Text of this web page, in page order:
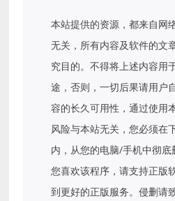
本站提供的资源，都来自网
无关，所有内容及软件的文
究目的。不得将上述内容用
途，否则，一切后果请用户
容的长久可用性，通过使用
风险与本站无关，您必须在
内，从您的电脑/手机中彻
您喜欢该程序，请支持正版
到更好的正版服务。侵删请